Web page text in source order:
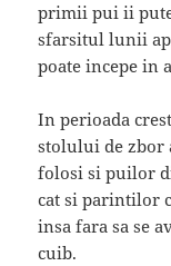
primii pui ii
sfarsitul lunii
poate incepe in
In perioada
stolului de zbor
folosi si puilor
cat si parintilor
insa fara sa se
cuib.